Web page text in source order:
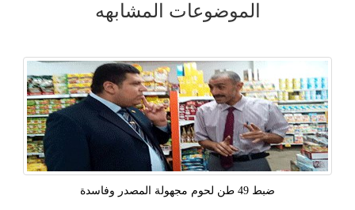
الموضوعات المشابهه
ضبط 49 طن لحوم مجهولة المصدر وفاسدة